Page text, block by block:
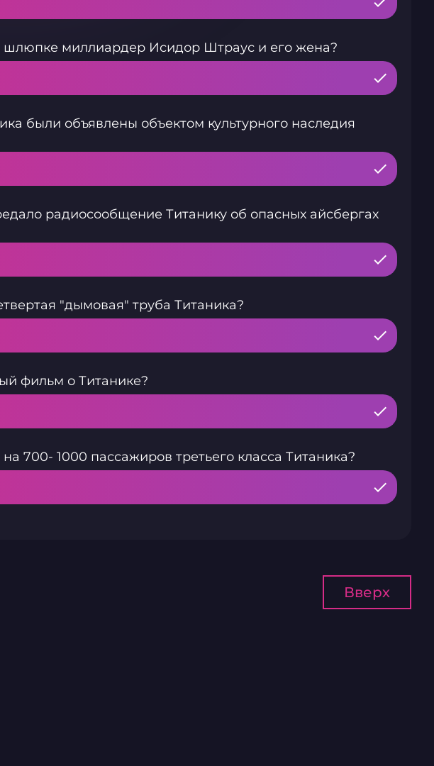
шлюпке миллиардер Исидор Штраус и его жена?
были объявлены объектом культурного наследия
радиосообщение Титанику об опасных айсбергах
"дымовая" труба Титаника?
фильм о Титанике?
700- 1000 пассажиров третьего класса Титаника?
Вверх